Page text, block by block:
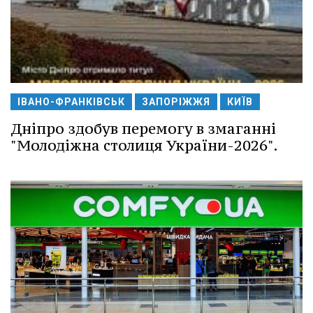
ІВАНО-ФРАНКІВСЬК ЗАПОРІЖЖЯ КИЇВ
Дніпро здобув перемогу в змаганні
"Молодіжна столиця України-2026".